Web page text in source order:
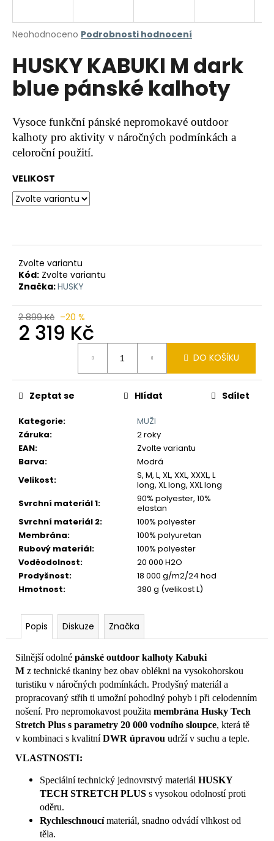
Průměrné
produktu
je
0,0
hvězdiček.
Neohodnoceno Podrobnosti hodnocení
HUSKY KABUKI M dark
blue pánské kalhoty
Vysoce funkční pánské nepromokavé outdoor
kalhoty pro aktivity v náročných podmínkách a
celoroční použití.
VELIKOST
Zvolte variantu
Kód: Zvolte variantu
Značka:HUSKY
2 899 Kč –20 %
2 319 Kč
DO KOŠÍKU
Kategorie:
MUŽI
Záruka:
2 roky
EAN:
Zvolte variantu
Barva:
Modrá
Velikost:
S, M, L, XL, XXL, XXXL, L
long, XL long, XXL long
Svrchní materiál 1:
90% polyester, 10%
elastan
Svrchní materiál 2:
100% polyester
Membrána:
100% polyuretan
Rubový materiál:
100% polyester
Voděodolnost:
20 000 H2O
Prodyšnost:
18 000 g/m2/24 hod
Hmotnost: 380 g (velikost L)
Zeptat se Hlídat Sdílet
Popis Diskuze Značka
Silnější odolné pánské outdoor kalhoty Kabuki
M z technické tkaniny bez obav oblékni na vysokohorskou
turistiku v náročných podmínkách. Prodyšný materiál a
propracovaný střih ti umožní pohodlný pohyb i při celodenním
nošení. Pro nepromokavost použita membrána Husky Tech
Stretch Plus s parametry 20 000 vodního sloupce, která tě
v kombinaci s kvalitníDWR úpravou udrží v suchu a teple.
VLASTNOSTI:
Speciální technický jednovrstvý materiál HUSKY
TECH STRETCH PLUS s vysokou odolností proti
oděru.
Rychleschnoucímateriál, snadno odvádí vlhkost od
těla.
j
t
?
HLEDAT
D
o
r
u
č
u
j
e
m